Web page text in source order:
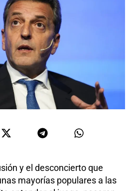
y el desconcierto que
mayorías populares a las